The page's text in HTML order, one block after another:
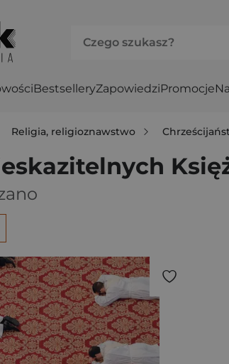
BestselleryZapowiedziPromocje
Religia, religioznawstwo